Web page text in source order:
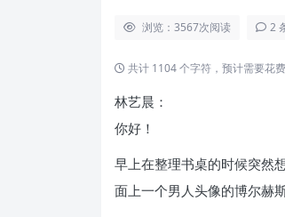
浏览：3567次阅读 2
共计 1104 个字符，预计需要花
林艺晨：
你好！
早上在整理书桌的时候突然
面上一个男人头像的博尔赫斯